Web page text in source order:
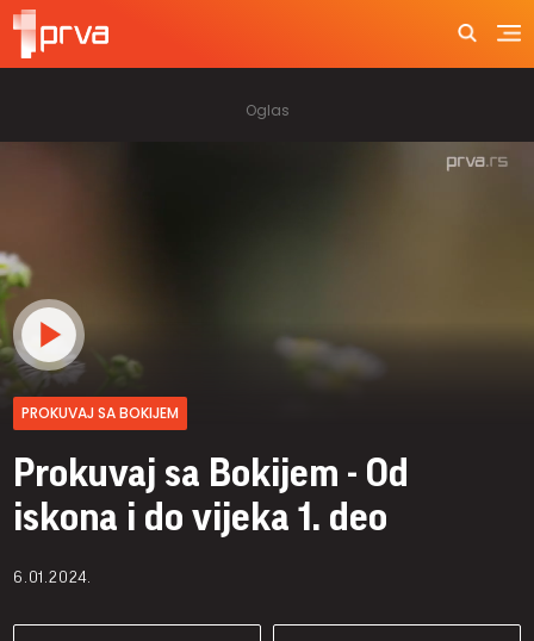
PROKUVAJ SA BOKIJEM
Prokuvaj sa Bokijem - Od
iskona i do vijeka 1. deo
6.01.2024.